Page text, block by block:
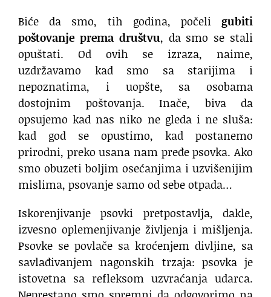
Biće da smo, tih godina, počeli gubiti
poštovanje prema društvu, da smo se stali
opuštati. Od ovih se izraza, naime,
uzdržavamo kad smo sa starijima i
nepoznatima, i uopšte, sa osobama
dostojnim poštovanja. Inače, biva da
opsujemo kad nas niko ne gleda i ne sluša:
kad god se opustimo, kad postanemo
prirodni, preko usana nam pređe psovka. Ako
smo obuzeti boljim osećanjima i uzvišenijim
mislima, psovanje samo od sebe otpada…
Iskorenjivanje psovki pretpostavlja, dakle,
izvesno oplemenjivanje življenja i mišljenja.
Psovke se povlače sa kroćenjem divljine, sa
savlađivanjem nagonskih trzaja: psovka je
istovetna sa refleksom uzvraćanja udarca.